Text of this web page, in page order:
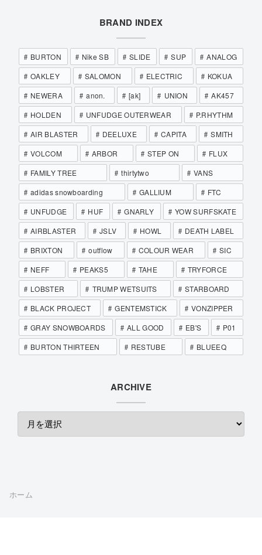
BRAND INDEX
BURTON Nike SB SLIDE SUP
ANALOG
OAKLEY
SALOMON ELECTRIC
KOKUA
NEWERA
anon. [ak] UNION
AK457
HOLDEN
UNFUDGE OUTERWEAR
P.RHYTHM
AIR BLASTER
DEELUXE CAPITA
SMITH
VOLCOM
ARBOR STEP ON
FLUX
FAMILY TREE
thirtytwo
VANS
adidas snowboarding
GALLIUM
FTC
UNFUDGE
HUF GNARLY
YOW SURFSKATE
AIRBLASTER
JSLV HOWL
DEATH LABEL
BRIXTON
outflow COLOUR WEAR
SIC
NEFF
PEAKS5 TAHE
TRYFORCE
LOBSTER
TRUMP WETSUITS
STARBOARD
BLACK PROJECT
GENTEMSTICK
VONZIPPER
GRAY SNOWBOARDS
ALL GOOD EB'S
P01
BURTON THIRTEEN
RESTUBE BLUEEQ
ARCHIVE
ホーム